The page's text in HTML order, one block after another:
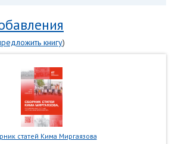
книгу)
статей Кима Миргаязова